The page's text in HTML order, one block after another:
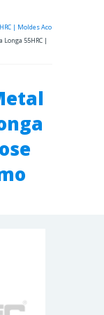
| Moldes Aco
Longa 55HRC |